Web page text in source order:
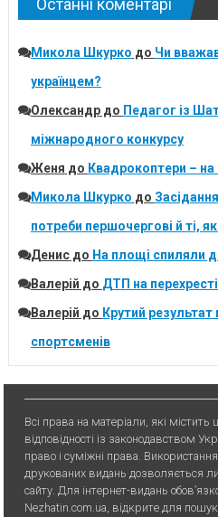
Микола Шкурко до Чи
українцем?
Олександрдо Педагог із
міжнародного конкурсу
Женя до Квадрокоптери –
Микола Шкурко до
потреби першочергові й ті,
Денисдо На площі спиляли
Валерій до ДТП на
Валерій до Крутий результат
спортсменів
Всі права на матеріали, які містить
відповідності із законодавством
право і суміжні права.
друкованих видань дозволяється
сайту. Для iнтернет-видань
Nezhatin.com.ua, відкрите для